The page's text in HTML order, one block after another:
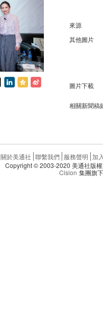
來源
其他圖片
圖片下載
相關新聞稿
關於美通社 聯繫我們 服務聲明 加
Copyright © 2003-2020 美通社版
Cision 集團旗